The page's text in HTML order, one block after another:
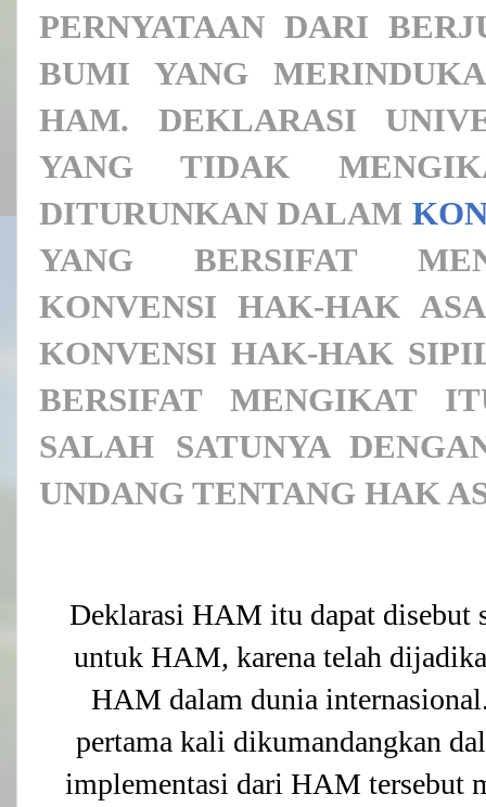
PERNYATAAN DARI
BUMI YANG
HAM. DEKLARASI
YANG TIDAK
DITURUNKAN DALAM
YANG BERSIFAT
KONVENSI HAK-HAK
KONVENSI HAK-HAK
BERSIFAT MENGIKAT
SALAH SATUNYA
UNDANG TENTANG HAK
Deklarasi HAM itu dapat disebut
untuk HAM, karena telah
HAM dalam dunia
pertama kali dikumandangkan
implementasi dari HAM tersebut